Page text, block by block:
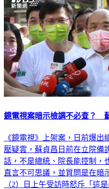
鏡電視案暗示檢調不必查？
《鏡電視》上架案，日前爆
壓疑雲，蘇貞昌日前在立院備
話，不是總統、院長能控制，
直言不可思議，並質問是在暗
（2）日上午受訪時怒斥「這